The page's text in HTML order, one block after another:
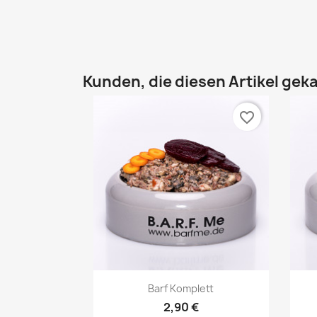
Kunden, die diesen Artikel
Vorschau
Barf Komplett
2,90 €
favorite_border